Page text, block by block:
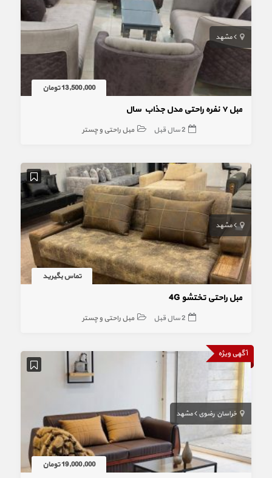
مشهد
13,500,000 تومان
مبل ۷ نفره راحتی مدل جذاب سال
2 سال قبل مبل راحتی و چستر
مشهد
تماس بگیرید
مبل راحتی تختشو 4G
2 سال قبل مبل راحتی و چستر
آگهی ویژه
خراسان رضوی مشهد
19,000,000 تومان